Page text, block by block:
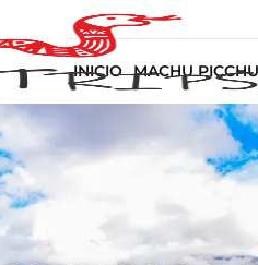
INICIO MACHU PICCHU